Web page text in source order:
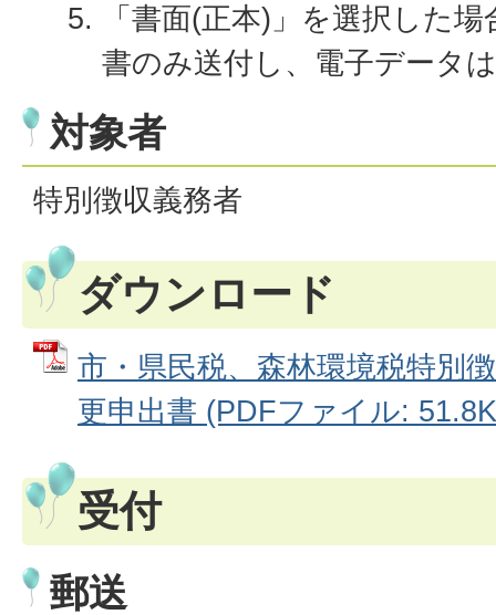
「書面(正本)」を選択した
書のみ送付し、電子データ
対象者
特別徴収義務者
ダウンロード
市・県民税、森林環境税特別
更申出書 (PDFファイル:
受付
郵送